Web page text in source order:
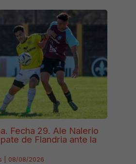
Fecha 29. Ale Nalerio
de Flandria ante la
08/08/2026